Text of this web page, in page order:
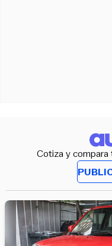
Cotiza y